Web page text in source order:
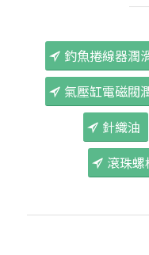
釣魚捲線器潤
氣壓缸電磁閥
針織油
滾珠